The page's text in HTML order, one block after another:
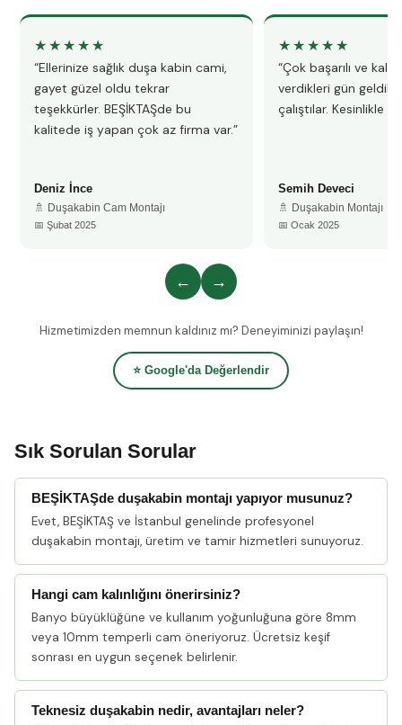
★★★★★
“Ellerinize sağlık duşa kabin cami,
gayet güzel oldu tekrar
teşekkürler. BEŞİKTAŞde bu
kalitede iş yapan çok az firma var.”
Deniz İnce
🚿 Duşakabin Cam Montajı
📅 Şubat 2025
★★★★★
“Çok başarılı ve
verdikleri gün
çalıştılar. Kesinlikle
Semih Deveci
🚿 Duşakabin Montajı
📅 Ocak 2025
← →
Hizmetimizden memnun kaldınız mı? Deneyiminizi paylaşın!
⭐ Google'da Değerlendir
Sık Sorulan Sorular
BEŞİKTAŞde duşakabin montajı yapıyor musunuz?
Evet, BEŞİKTAŞ ve İstanbul genelinde profesyonel
duşakabin montajı, üretim ve tamir hizmetleri sunuyoruz.
Hangi cam kalınlığını önerirsiniz?
Banyo büyüklüğüne ve kullanım yoğunluğuna göre 8mm
veya 10mm temperli cam öneriyoruz. Ücretsiz keşif
sonrası en uygun seçenek belirlenir.
Teknesiz duşakabin nedir, avantajları neler?